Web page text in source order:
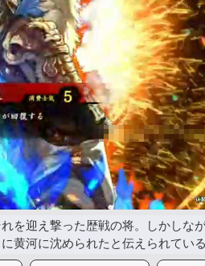
を迎え撃った歴戦の将。しかしな
黄河に沈められたと伝えられている